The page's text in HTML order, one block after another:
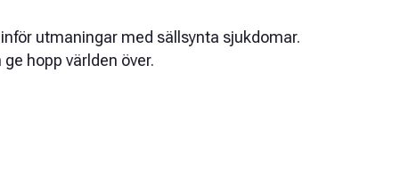
utmaningar med sällsynta sjukdomar.
hopp världen över.